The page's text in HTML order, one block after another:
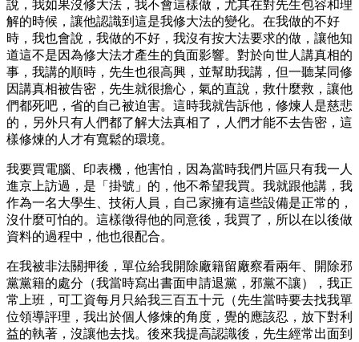
說，我如果沒修大法，我不會這樣做，尤其在對先生包容和理
解的時候，讓他認識到這是我修大法的變化。在我做的不好
時，我也會說，我做的不好，我沒有按大法要求的做，讓他知
道這不是因為修大法才產生的負面影響。對於向世人講真相的
事，我講的順時，先生也很高興，並幫助我講，但一聽某同修
因講真相被告密，先生就很擔心，氣的直說，救什麼救，讓他
們都死吧，省的自己被迫害。這時我就告訴他，修煉人是慈悲
的，另外只有人們都了解大法真相了，人們才能不去告密，這
樣修煉的人才有寬鬆的環境。
我要買電腦、印表機，他害怕，因為當時我們片區只有我一人
進京上訪過，是「掛號」的，他不希望我買。我就跟他講，我
作為一名大學生、技術人員，自己家擁有這些設備是正常的，
沒什麼可怕的。這樣徵得他的同意後，我買了，所以在以後做
資料的過程中，他也很配合。
在我被非法關押後，單位給我開除廠籍留廠察看兩年、開除邪
黨黨籍的處分（我當時寫出書面申請退黨，邪黨不讓），我正
常上班，可工資每月只給我三百五十元（先生當時要去找我單
位領導評理，我出於個人修煉的角度，覺的應該忍，放下對利
益的執著，沒讓他去找。後來我提高認識後，先生經常出面到